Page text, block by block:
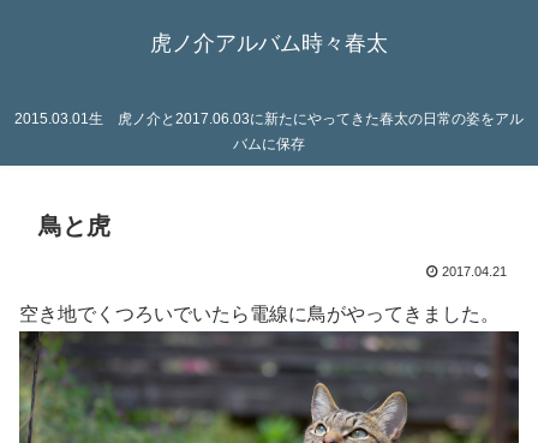
虎ノ介アルバム時々春太
2015.03.01生 虎ノ介と2017.06.03に新たにやってきた春太の日常の姿をアル
バムに保存
鳥と虎
2017.04.21
空き地でくつろいでいたら電線に鳥がやってきました。